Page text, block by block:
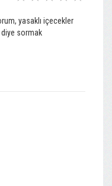
yasaklı içecekler
diye sormak